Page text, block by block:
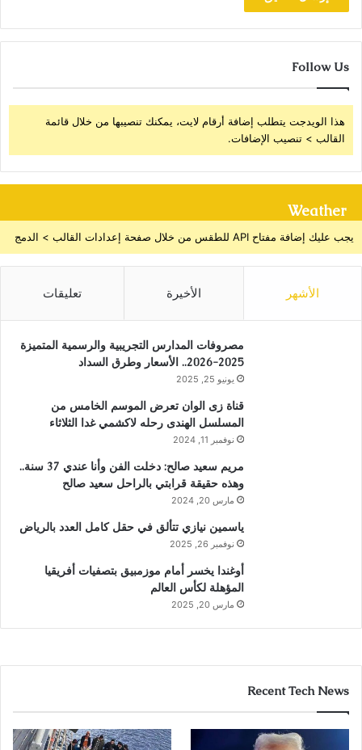
Follow Us
هذا الويدجت يتطلب إضافة أرقام لايت، يمكنك تنصيبها من خلال قائمة
القالب > تنصيب الإضافات.
Weather
يجب عليك إضافة مفتاح API للطقس من خلال صفحة إعدادات القالب > الدمج
الأشهر الأخيرة تعليقات
مصروفات المدارس التجريبية والرسمية المتميزة
2025-2026.. الأسعار وطرق السداد
يونيو 25, 2025
قناة زى الوان تعرض الموسم الخامس من
المسلسل الهندى رحله لاكشمي غدا الثلاثاء
نوفمبر 11, 2024
مريم سعيد صالح: دخلت الفن وأنا عندي 37 سنة..
وهذه حقيقة قرابتي بالراحل سعيد صالح
مارس 20, 2024
ياسمين نيازي تتألق في حقل كامل العدد بالرياض
نوفمبر 26, 2025
أوغندا يخسر أمام موزمبيق بتصفيات أفريقيا
المؤهلة لكأس العالم
مارس 20, 2025
Recent Tech News